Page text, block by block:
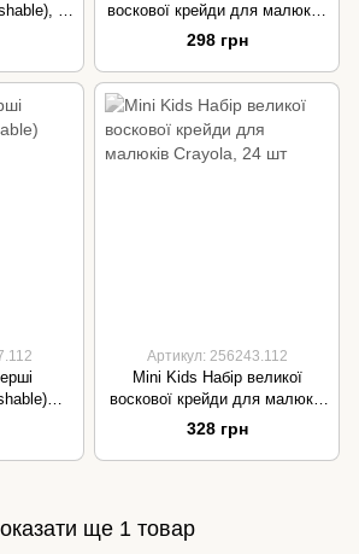
8
воскової крейди для малюків,
16 шт
298 грн
Артикул: 256243.112
Mini Kids Набір великої
воскової крейди для малюків
Crayola, 24 шт
328 грн
ще 1 товар